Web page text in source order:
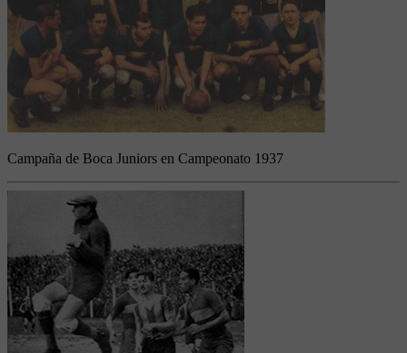
Campaña de Boca Juniors en Campeonato 1937